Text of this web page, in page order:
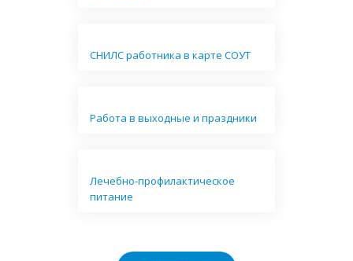
СНИЛС работника в карте СОУТ
Работа в выходные и праздники
Лечебно-профилактическое
питание